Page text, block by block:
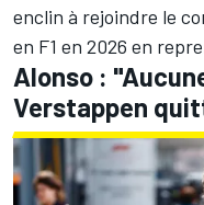
enclin à rejoindre le
en F1 en 2026 en
Alonso :
Verstappen